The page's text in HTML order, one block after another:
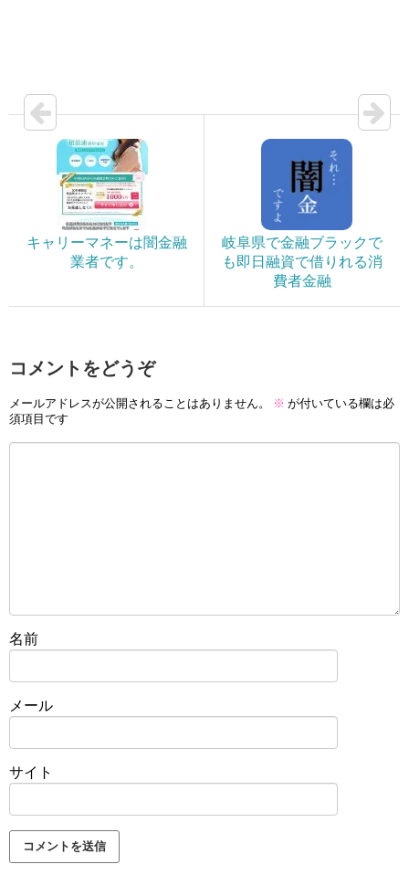
キャリーマネーは闇金融
業者です。
岐阜県で金融ブラックで
も即日融資で借りれる消
費者金融
コメントをどうぞ
メールアドレスが公開されることはありません。 ※ が付いている欄は必
須項目です
名前
メール
サイト